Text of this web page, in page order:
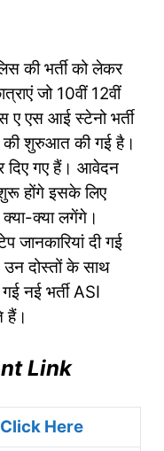
की भर्ती को लेकर
जो 10वीं 12वीं
ए एस आई स्टेनो भर्ती
की शुरुआत की गई है।
दिए गए हैं। आवेदन
होंगे इसके लिए
क्या लगेंगे।
दी गई
दोस्तों के साथ
नई भर्ती ASI
हैं।
Link
Click Here